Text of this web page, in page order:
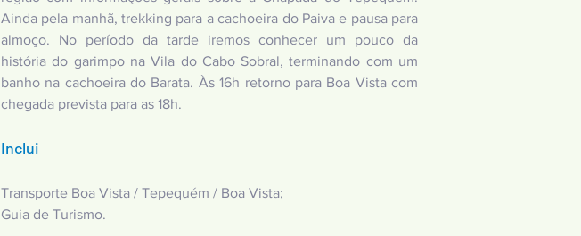
Ainda pela manhã, trekking para a cachoeira do Paiva e pausa para
almoço. No período da tarde iremos conhecer um pouco da
história do garimpo na Vila do Cabo Sobral, terminando com um
banho na cachoeira do Barata. Às 16h retorno para Boa Vista com
chegada prevista para as 18h.
Inclui
Transporte Boa Vista / Tepequém / Boa Vista;
Guia de Turismo.